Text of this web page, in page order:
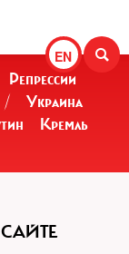
EN
Репрессии
/
Украина
Кремль